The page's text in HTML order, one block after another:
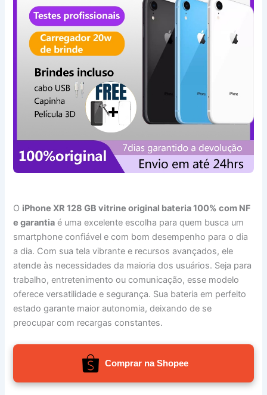
O iPhone XR 128 GB vitrine original bateria 100% com NF
e garantia é uma excelente escolha para quem busca um
smartphone confiável e com bom desempenho para o dia
a dia. Com sua tela vibrante e recursos avançados, ele
atende às necessidades da maioria dos usuários. Seja para
trabalho, entretenimento ou comunicação, esse modelo
oferece versatilidade e segurança. Sua bateria em perfeito
estado garante maior autonomia, deixando de se
preocupar com recargas constantes.
Comprar na Shopee